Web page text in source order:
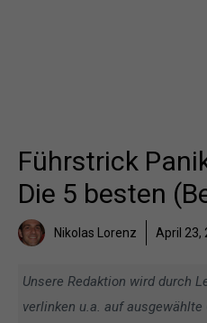
Führstrick
Die 5 besten
Nikolas Lorenz April 23,
Unsere Redaktion wird durch
verlinken u.a. auf ausgewählte